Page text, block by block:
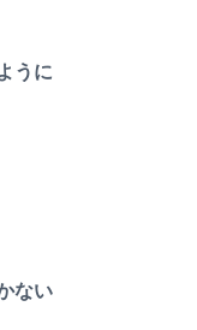
うに
ない